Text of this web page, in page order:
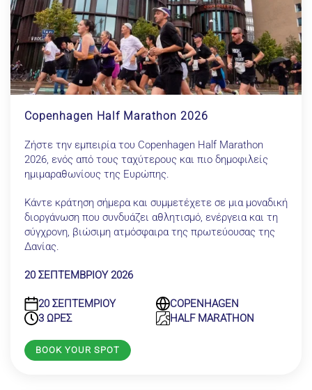
Copenhagen Half Marathon 2026
Ζήστε την εμπειρία του Copenhagen Half Marathon
2026, ενός από τους ταχύτερους και πιο δημοφιλείς
ημιμαραθωνίους της Ευρώπης.
Κάντε κράτηση σήμερα και συμμετέχετε σε μια μοναδική
διοργάνωση που συνδυάζει αθλητισμό, ενέργεια και τη
σύγχρονη, βιώσιμη ατμόσφαιρα της πρωτεύουσας της
Δανίας.
20 ΣΕΠΤΕΜΒΡΙΟΥ 2026
20 ΣΕΠΤΕΜΡΙΟΥ
COPENHAGEN
3 ΩΡΕΣ
HALF MARATHON
BOOK YOUR SPOT